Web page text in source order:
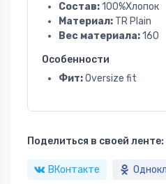
Состав:100%Хлопок
Материал: TR Plain
Вес материала:160
Особенности
Фит:Oversize fit
Поделиться в своей ленте:
ВКонтакте